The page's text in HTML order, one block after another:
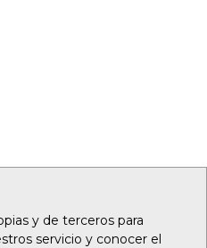
y de terceros para
servicio y conocer el